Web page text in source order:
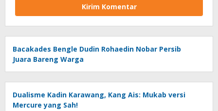
Bacakades Bengle Dudin Rohaedin Nobar Persib
Juara Bareng Warga
Dualisme Kadin Karawang, Kang Ais: Mukab versi
Mercure yang Sah!